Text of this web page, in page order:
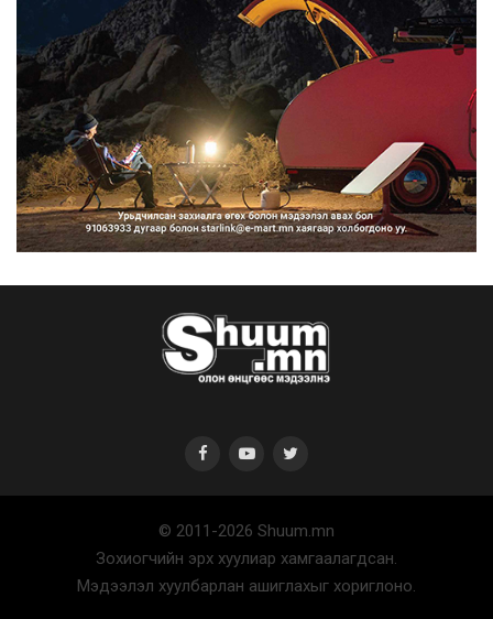
2026/08/06
“Улаанбаатар трам” төсөл
хэрэгжсэнээр жилд 446...
2026/08/06
Автомашины улсын дугаар тэгш
тоогоор төгссөн бол ө...
Улаанбаатарт өдөртөө 29 хэм
дулаан
© 2011-2026 Shuum.mn
Зохиогчийн эрх хуулиар хамгаалагдсан.
Мэдээлэл хуулбарлан ашиглахыг хориглоно.